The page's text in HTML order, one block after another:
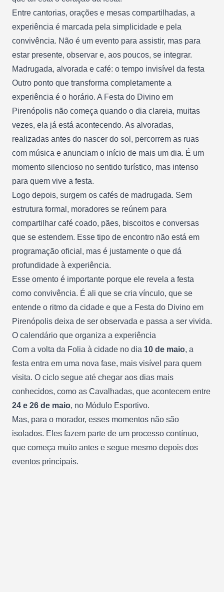
Entre cantorias, orações e mesas compartilhadas, a
experiência é marcada pela simplicidade e pela
convivência. Não é um evento para assistir, mas para
estar presente, observar e, aos poucos, se integrar.
Madrugada, alvorada e café: o tempo invisível da festa
Outro ponto que transforma completamente a
experiência é o horário. A Festa do Divino em
Pirenópolis não começa quando o dia clareia, muitas
vezes, ela já está acontecendo. As alvoradas,
realizadas antes do nascer do sol, percorrem as ruas
com música e anunciam o início de mais um dia. É um
momento silencioso no sentido turístico, mas intenso
para quem vive a festa.
Logo depois, surgem os cafés de madrugada. Sem
estrutura formal, moradores se reúnem para
compartilhar café coado, pães, biscoitos e conversas
que se estendem. Esse tipo de encontro não está em
programação oficial, mas é justamente o que dá
profundidade à experiência.
Esse omento é importante porque ele revela a festa
como convivência. É ali que se cria vínculo, que se
entende o ritmo da cidade e que a Festa do Divino em
Pirenópolis deixa de ser observada e passa a ser vivida.
O calendário que organiza a experiência
Com a volta da Folia à cidade no dia 10 de maio, a
festa entra em uma nova fase, mais visível para quem
visita. O ciclo segue até chegar aos dias mais
conhecidos, como as Cavalhadas, que acontecem entre
24 e 26 de maio, no Módulo Esportivo.
Mas, para o morador, esses momentos não são
isolados. Eles fazem parte de um processo contínuo,
que começa muito antes e segue mesmo depois dos
eventos principais.